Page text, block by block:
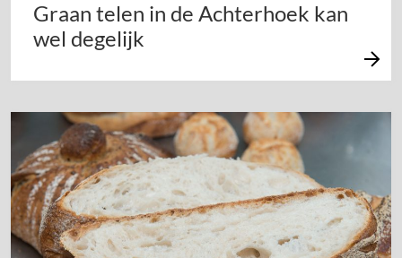
Graan telen in de Achterhoek kan
wel degelijk